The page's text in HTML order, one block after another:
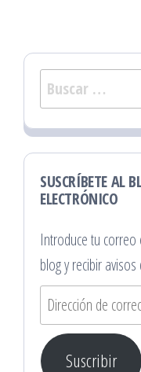
Buscar:
SUSCRÍBETE AL
ELECTRÓNICO
Introduce tu
blog y recibir
Dirección
de
correo
Suscribir